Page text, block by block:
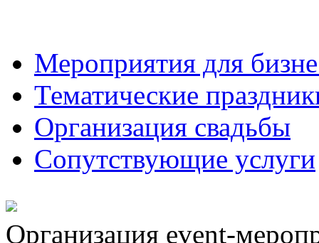
Мероприятия для
Тематические
Организация свадьбы
Сопутствующие услуги
Организация event-